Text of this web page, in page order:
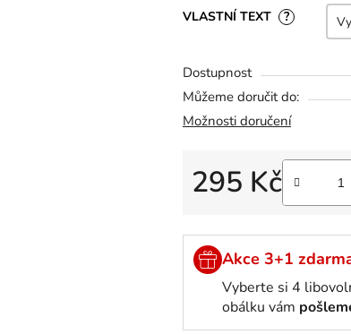
VLASTNÍ TEXT ?
Dostupnost
Můžeme doručit do:
Možnosti doručení
295 Kč
Akce 3+1
Vyberte si 4
obálku vám